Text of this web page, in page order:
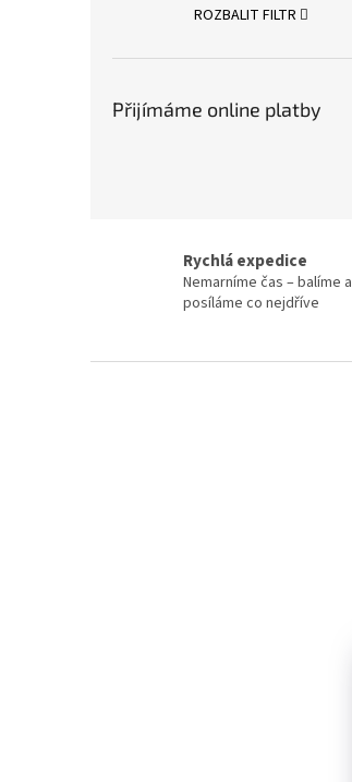
ROZBALIT FILTR
Přijímáme online platby
Rychlá expedice
Nemarníme čas – balíme a
posíláme co nejdříve